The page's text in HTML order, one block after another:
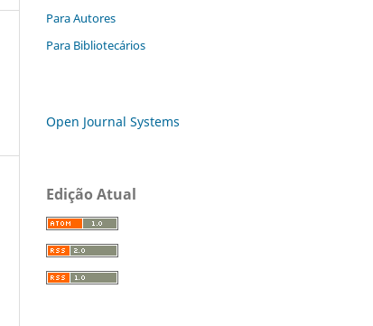
Para Autores
Para Bibliotecários
Open Journal Systems
Edição Atual